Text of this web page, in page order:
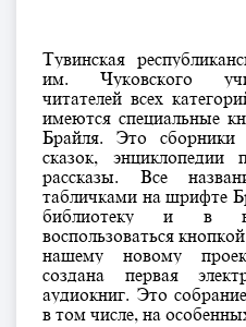
Тувинская
им. Чуковского
читателей всех
имеются специальные
Брайля. Это
сказок,
рассказы. Все
табличками на шрифте
библиотеку и в
воспользоваться
нашему новому
создана первая
аудиокниг. Это
в том числе, на